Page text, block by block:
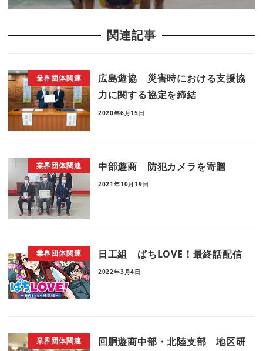
関連記事
業界団体関連
広島遊協 災害時における支援協
力に関する協定を締結
2020年6月15日
業界団体関連 中部遊商 防犯カメラを寄贈
2021年10月19日
業界団体関連 日工組 ぱちLOVE！最終話配信
2022年3月4日
業界団体関連
回胴遊商中部・北陸支部 地区研